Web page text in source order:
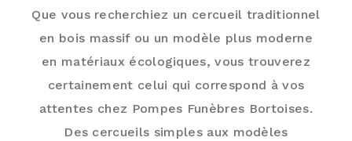
Que vous recherchiez un cercueil traditionnel
en bois massif ou un modèle plus moderne
en matériaux écologiques, vous trouverez
certainement celui qui correspond à vos
attentes chez Pompes Funèbres Bortoises.
Des cercueils simples aux modèles